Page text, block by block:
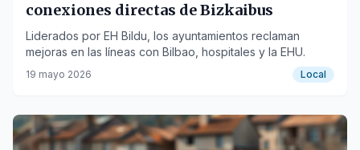
conexiones directas de Bizkaibus
Liderados por EH Bildu, los ayuntamientos reclaman
mejoras en las líneas con Bilbao, hospitales y la EHU.
19 mayo 2026 Local